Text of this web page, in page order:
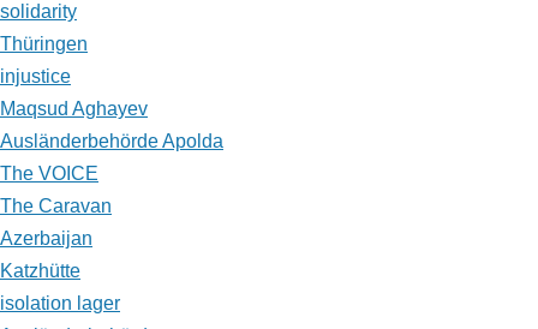
solidarity
Thüringen
injustice
Maqsud Aghayev
Ausländerbehörde Apolda
The VOICE
The Caravan
Azerbaijan
Katzhütte
isolation lager